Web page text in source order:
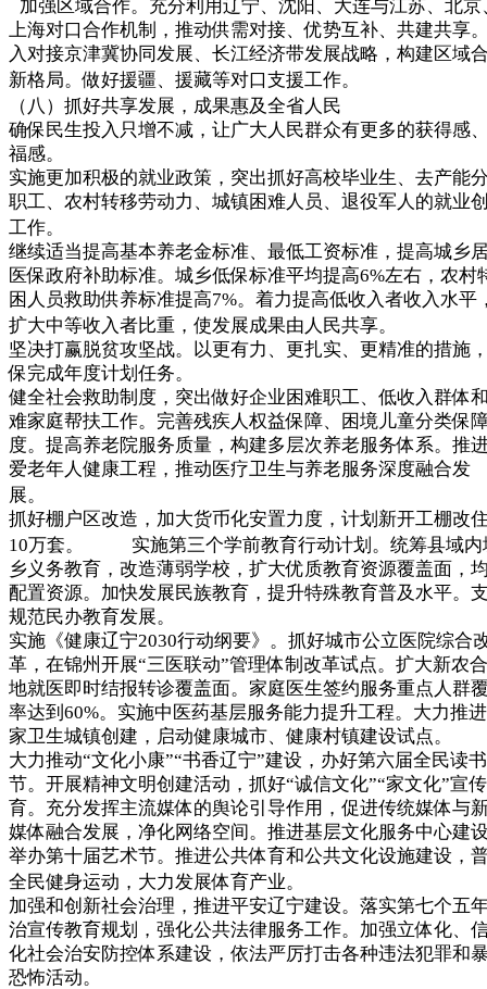
加强区域合作。充分利用辽宁、沈阳、大连与江苏、北京
上海对口合作机制，推动供需对接、优势互补、共建共享
入对接京津冀协同发展、长江经济带发展战略，构建区域
新格局。做好援疆、援藏等对口支援工作。
（八）抓好共享发展，成果惠及全省人民
确保民生投入只增不减，让广大人民群众有更多的获得感
福感。
实施更加积极的就业政策，突出抓好高校毕业生、去产能
职工、农村转移劳动力、城镇困难人员、退役军人的就业
工作。
继续适当提高基本养老金标准、最低工资标准，提高城乡
医保政府补助标准。城乡低保标准平均提高6%左右，农村
困人员救助供养标准提高7%。着力提高低收入者收入水平
扩大中等收入者比重，使发展成果由人民共享。
坚决打赢脱贫攻坚战。以更有力、更扎实、更精准的措施
保完成年度计划任务。
健全社会救助制度，突出做好企业困难职工、低收入群体
难家庭帮扶工作。完善残疾人权益保障、困境儿童分类保
度。提高养老院服务质量，构建多层次养老服务体系。推
爱老年人健康工程，推动医疗卫生与养老服务深度融合发
展。
抓好棚户区改造，加大货币化安置力度，计划新开工棚改
10万套。 实施第三个学前教育行动计划。统筹县域内
乡义务教育，改造薄弱学校，扩大优质教育资源覆盖面，
配置资源。加快发展民族教育，提升特殊教育普及水平。
规范民办教育发展。
实施《健康辽宁2030行动纲要》。抓好城市公立医院综合
革，在锦州开展“三医联动”管理体制改革试点。扩大新农
地就医即时结报转诊覆盖面。家庭医生签约服务重点人群
率达到60%。实施中医药基层服务能力提升工程。大力推
家卫生城镇创建，启动健康城市、健康村镇建设试点。
大力推动“文化小康”“书香辽宁”建设，办好第六届全民读书
节。开展精神文明创建活动，抓好“诚信文化”“家文化”宣
育。充分发挥主流媒体的舆论引导作用，促进传统媒体与
媒体融合发展，净化网络空间。推进基层文化服务中心建
举办第十届艺术节。推进公共体育和公共文化设施建设，
全民健身运动，大力发展体育产业。
加强和创新社会治理，推进平安辽宁建设。落实第七个五
治宣传教育规划，强化公共法律服务工作。加强立体化、
化社会治安防控体系建设，依法严厉打击各种违法犯罪和
恐怖活动。